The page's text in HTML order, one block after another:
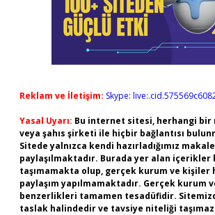
Reklam ve İletişim: Skype:
Yasal Uyarı: Bu internet sitesi, herhangi bir
veya şahıs şirketi ile hiçbir bağlantısı
Sitede yalnızca kendi hazırladığımız
paylaşılmaktadır. Burada yer alan
taşımamakta olup, gerçek kurum ve kişiler
paylaşım yapılmamaktadır. Gerçek kurum
benzerlikleri tamamen tesadüfidir.
taslak halindedir ve tavsiye niteliği